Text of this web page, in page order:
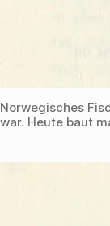
Norwegisches
war. Heute baut